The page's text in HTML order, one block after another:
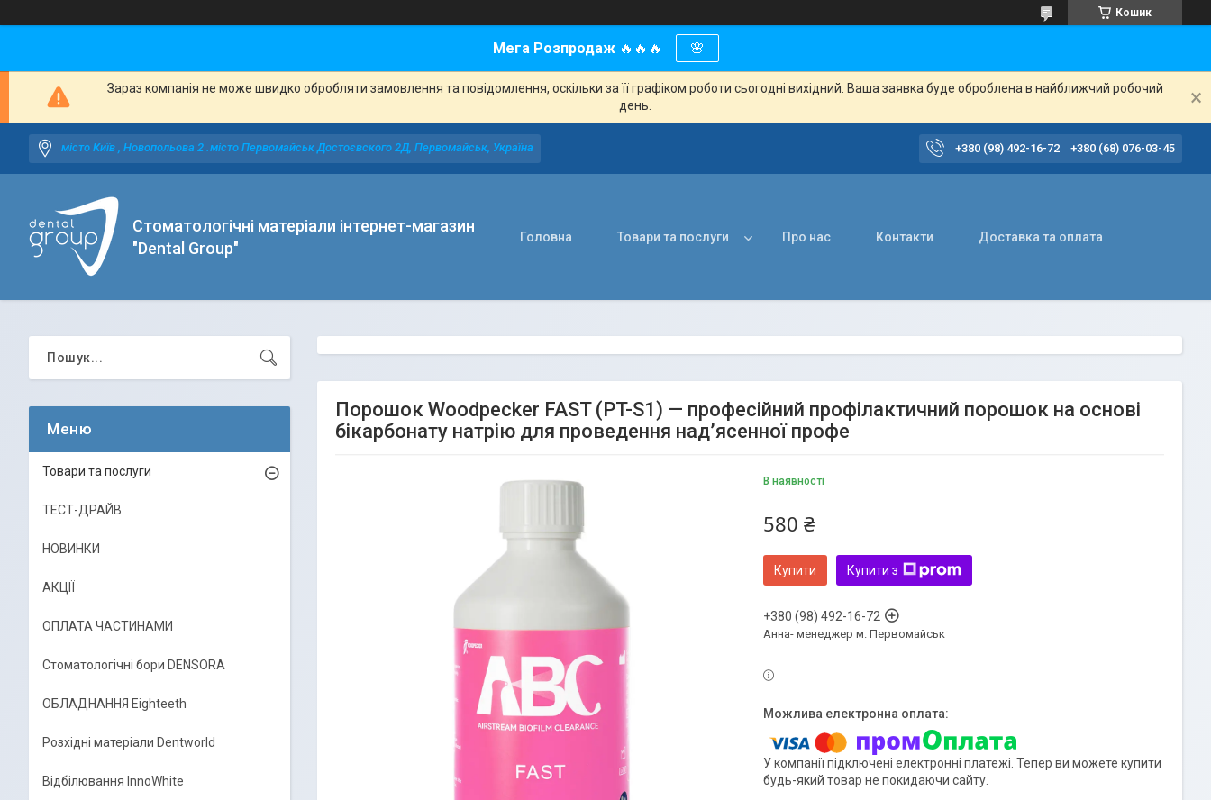
Кошик
Мега Розпродаж 🔥🔥🔥 🌸
Зараз компанія не може швидко обробляти замовлення та повідомлення, оскільки за її графіком роботи сьогодні вихідний. Ваша заявка буде оброблена в найближчий робочий
день.
місто Київ , Новопольова 2 .місто Первомайськ Достоєвского 2Д, Первомайськ, Україна +380 (98) 492-16-72 +380 (68) 076-03-45
Стоматологічні матеріали інтернет-магазин
"Dental Group"
Головна Товари та послуги Про нас Контакти Доставка та оплата
Порошок Woodpecker FAST (PT-S1) — професійний профілактичний порошок на основі
бікарбонату натрію для проведення над’ясенної профе
В наявності
580 ₴
Купити Купити з
+380 (98) 492-16-72
Анна- менеджер м. Первомайськ
У компанії підключені електронні платежі. Тепер ви можете купити
будь-який товар не покидаючи сайту.
Товари та послуги
ТЕСТ-ДРАЙВ
НОВИНКИ
АКЦІЇ
ОПЛАТА ЧАСТИНАМИ
Стоматологічні бори DENSORA
ОБЛАДНАННЯ Eighteeth
Розхідні матеріали Dentworld
Відбілювання InnoWhite